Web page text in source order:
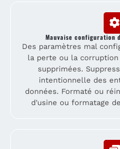
Mauvaise configuration
Des paramètres mal
la perte ou la corruption
supprimées.
intentionnelle des
données. Formaté ou
d'usine ou formatage